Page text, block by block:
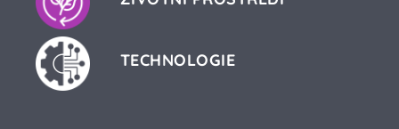
TECHNOLOGIE